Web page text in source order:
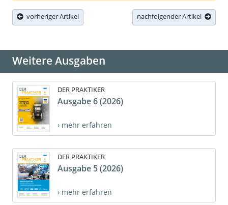
vorheriger Artikel nachfolgender Artikel
Weitere Ausgaben
DER PRAKTIKER
Ausgabe 6 (2026)
› mehr erfahren
DER PRAKTIKER
Ausgabe 5 (2026)
› mehr erfahren